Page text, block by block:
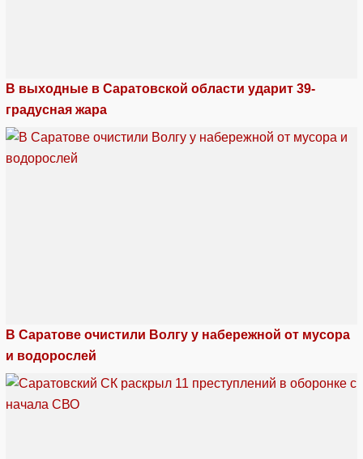
В выходные в Саратовской области ударит 39-
градусная жара
В Саратове очистили Волгу у набережной от мусора
и водорослей